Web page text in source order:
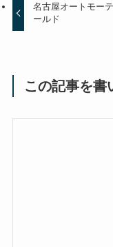
名古屋オートモー
ールド
この記事を書